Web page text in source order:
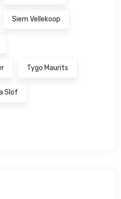
Siem Vellekoop
Tygo Maurits
Slof